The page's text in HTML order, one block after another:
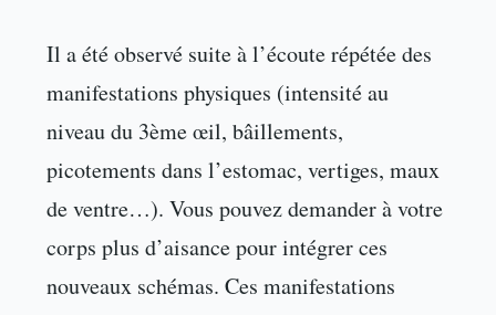
Il a été observé suite à l’écoute répétée des
manifestations physiques (intensité au
niveau du 3ème œil, bâillements,
picotements dans l’estomac, vertiges, maux
de ventre…). Vous pouvez demander à votre
corps plus d’aisance pour intégrer ces
nouveaux schémas. Ces manifestations